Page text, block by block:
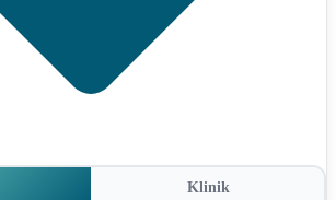
Klinik